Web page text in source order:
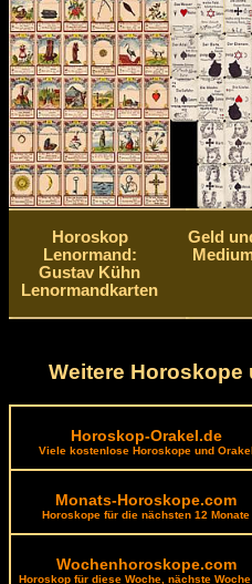
Horoskop
Lenormand:
Gustav Kühn
Lenormandkarten
Geld
Weitere
Horoskop-Orakel.de
Viele kostenlose Horoskope und Orakel
Monats-Horoskope.com
Horoskope für die nächsten 12 Monate
Wochenhoroskope.com
Horoskop für diese Woche, nächste Woche